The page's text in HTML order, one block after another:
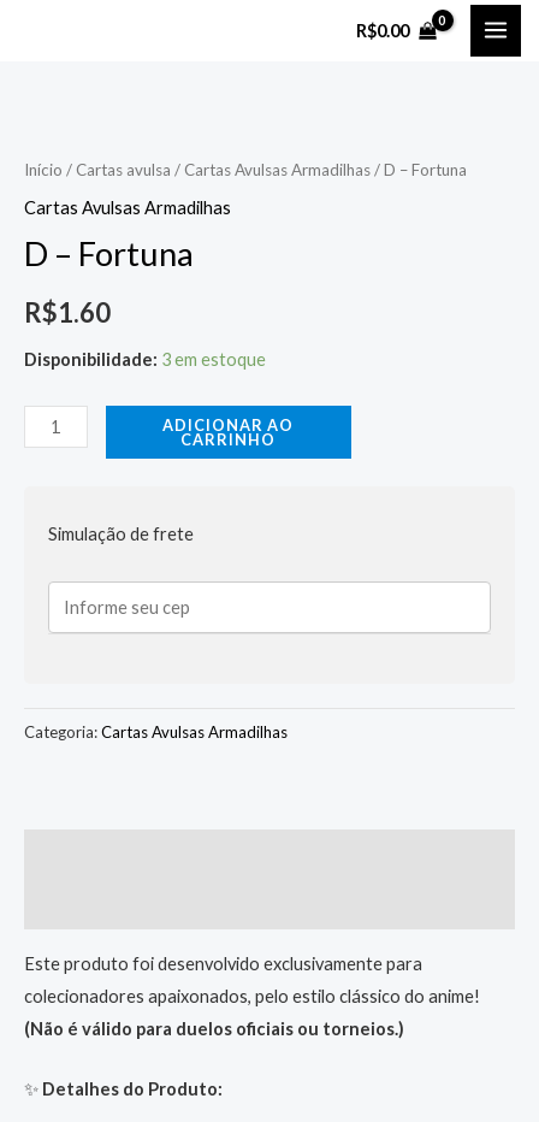
R$0.00
Início / Cartas avulsa / Cartas Avulsas Armadilhas/ D – Fortuna
Cartas Avulsas Armadilhas
D – Fortuna
R$1.60
Disponibilidade: 3 em estoque
Fortuna
quantidade
ADICIONAR AO
CARRINHO
Simulação de frete
Categoria:Cartas Avulsas Armadilhas
Este produto foi desenvolvido exclusivamente para
colecionadores apaixonados, pelo estilo clássico do anime!
(Não é válido para duelos oficiais ou torneios.)
✨ Detalhes do Produto: